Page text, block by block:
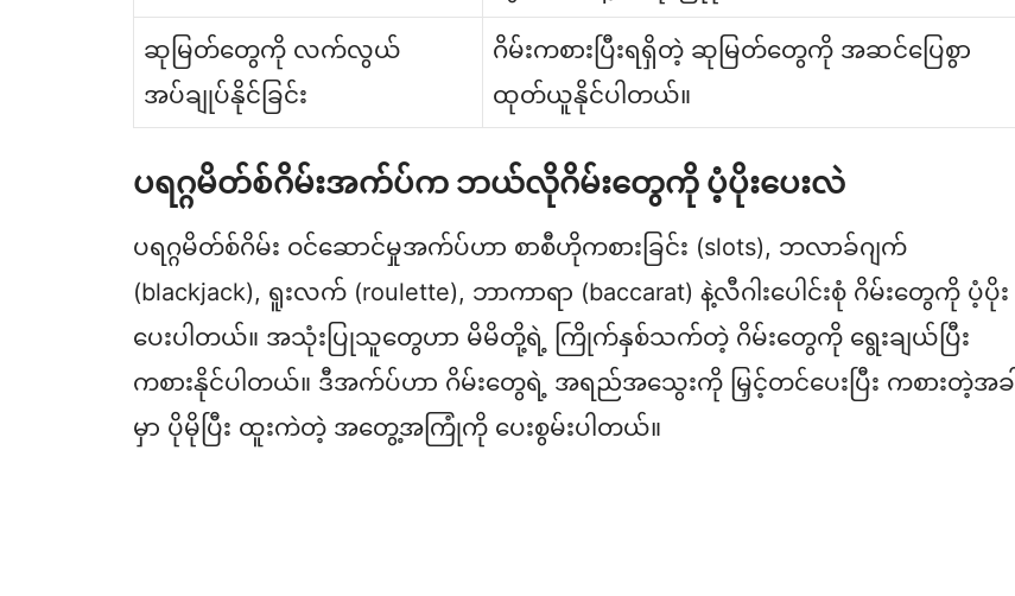
ဆုမြတ်တွေကို လက်လွယ်
အပ်ချုပ်နိုင်ခြင်း
ဂိမ်းကစားပြီးရရှိတဲ့ ဆုမြတ်တွေကို အဆင်ပြေစွာ
ထုတ်ယူနိုင်ပါတယ်။
ပရဂ္ဂမိတ်စ်ဂိမ်းအက်ပ်က ဘယ်လိုဂိမ်းတွေကို ပံ့ပိုးပေးလဲ
ပရဂ္ဂမိတ်စ်ဂိမ်း ဝင်ဆောင်မှုအက်ပ်ဟာ စာစီဟိုကစားခြင်း (slots), ဘလာခ်ဂျက်
(blackjack), ရူးလက် (roulette), ဘာကာရာ (baccarat) နဲ့လီဂါးပေါင်းစုံ ဂိမ်းတွေကို ပံ့ပိုး
ပေးပါတယ်။ အသုံးပြုသူတွေဟာ မိမိတို့ရဲ့ ကြိုက်နှစ်သက်တဲ့ ဂိမ်းတွေကို ရွေးချယ်ပြီး
ကစားနိုင်ပါတယ်။ ဒီအက်ပ်ဟာ ဂိမ်းတွေရဲ့ အရည်အသွေးကို မြှင့်တင်ပေးပြီး ကစားတဲ့အခါ
မှာ ပိုမိုပြီး ထူးကဲတဲ့ အတွေ့အကြုံကို ပေးစွမ်းပါတယ်။